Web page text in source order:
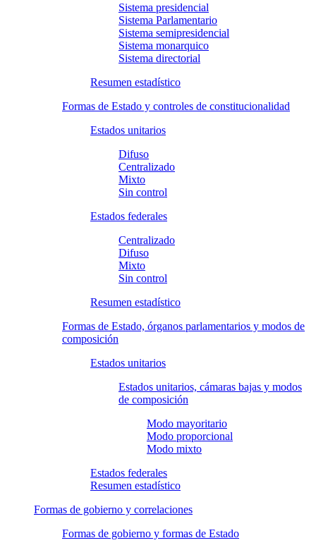
Sistema presidencial
Sistema Parlamentario
Sistema semipresidencial
Sistema monarquico
Sistema directorial
Resumen estadístico
Formas de Estado y controles de constitucionalidad
Estados unitarios
Difuso
Centralizado
Mixto
Sin control
Estados federales
Centralizado
Difuso
Mixto
Sin control
Resumen estadístico
Formas de Estado, órganos parlamentarios y modos de
composición
Estados unitarios
Estados unitarios, cámaras bajas y modos
de composición
Modo mayoritario
Modo proporcional
Modo mixto
Estados federales
Resumen estadístico
Formas de gobierno y correlaciones
Formas de gobierno y formas de Estado